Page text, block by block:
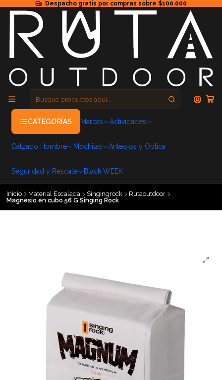
Despacho gratis por compras sobre $100.000
CATEGORÍAS Marcas Actividades
Calzado Hombre Mochilas Anteojos y Optica
Seguridad y Rescate Black WEEK
Inicio Material Escalada Singingrock
Rutaoutdoor
Magnesio en cubo 56 G Singing Rock